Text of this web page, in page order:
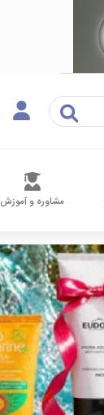
مشاوره و آموزش